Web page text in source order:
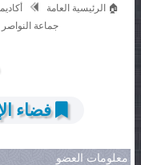
🏠 الرئيسية العامة
جماعة النواصر
فضاء
معلومات العضو